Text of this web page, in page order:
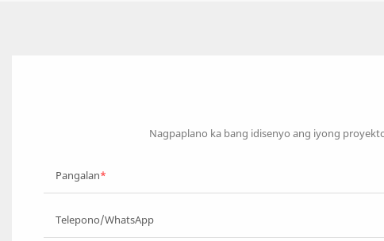
Nagpaplano ka bang idisenyo ang iyong
Pangalan
Telepono/WhatsApp